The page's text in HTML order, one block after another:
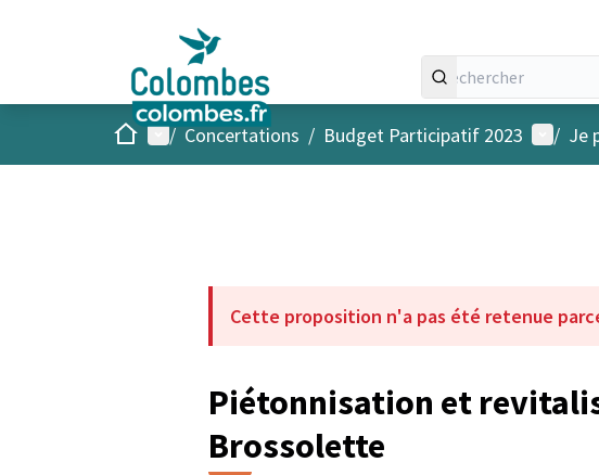
AccueilMenu principal
/ Concertations / Budget Participatif 2023 Menu
/ Je
Cette proposition n'a pas été retenue
Piétonnisation et
Brossolette